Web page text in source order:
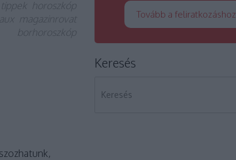
tippek
horoszkóp
magazinrovat
borhoroszkóp
Tovább a feliratkozáshoz
Keresés